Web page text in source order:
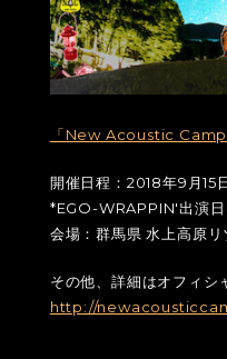
「New Acoustic Camp
開催日程：2018年9月15
*EGO-WRAPPIN'出演日
会場：群馬県 水上高原
その他、詳細はオフィシ
http://